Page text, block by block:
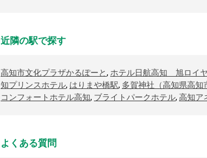
近隣の駅で探す
高知市文化プラザかるぽーと, ホテル日航高知 旭ロイ
知プリンスホテル, はりまや橋駅, 多賀神社（高知県高知
コンフォートホテル高知, ブライトパークホテル, 高知ア
よくある質問